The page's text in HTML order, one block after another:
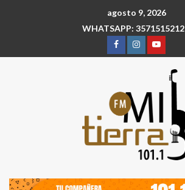
agosto 9, 2026
WHATSAPP: 3571515212